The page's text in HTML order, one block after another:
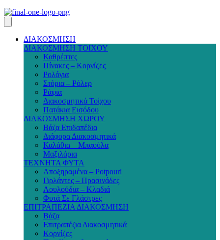
ΔΙΑΚΟΣΜΗΣΗ
ΔΙΑΚΟΣΜΗΣΗ ΤΟΙΧΟΥ
Καθρέπτες
Πίνακες – Κορνίζες
Ρολόγια
Στόρια – Ρόλερ
Ράφια
Διακοσμητικά Τοίχου
Πατάκια Εισόδου
ΔΙΑΚΟΣΜΗΣΗ ΧΩΡΟΥ
Βάζα Επιδαπέδια
Διάφορα Διακοσμητικά
Καλάθια – Μπαούλα
Μαξιλάρια
ΤΕΧΝΗΤΑ ΦΥΤΑ
Αποξηραμένα – Potpouri
Γιρλάντες – Πρασινάδες
Λουλούδια – Κλαδιά
Φυτά Σε Γλάστρες
ΕΠΙΤΡΑΠΕΖΙΑ ΔΙΑΚΟΣΜΗΣΗ
Βάζα
Επιτραπέζια Διακοσμητικά
Κορνίζες